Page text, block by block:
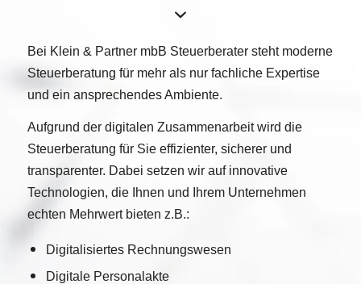
Bei Klein & Partner mbB Steuerberater steht moderne
Steuerberatung für mehr als nur fachliche Expertise
und ein ansprechendes Ambiente.
Aufgrund der digitalen Zusammenarbeit wird die
Steuerberatung für Sie effizienter, sicherer und
transparenter. Dabei setzen wir auf innovative
Technologien, die Ihnen und Ihrem Unternehmen
echten Mehrwert bieten z.B.:
Digitalisiertes Rechnungswesen
Digitale Personalakte